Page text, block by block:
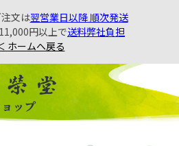
文は翌営業日以降 順次発送
円以上で送料弊社負担
ホームへ戻る